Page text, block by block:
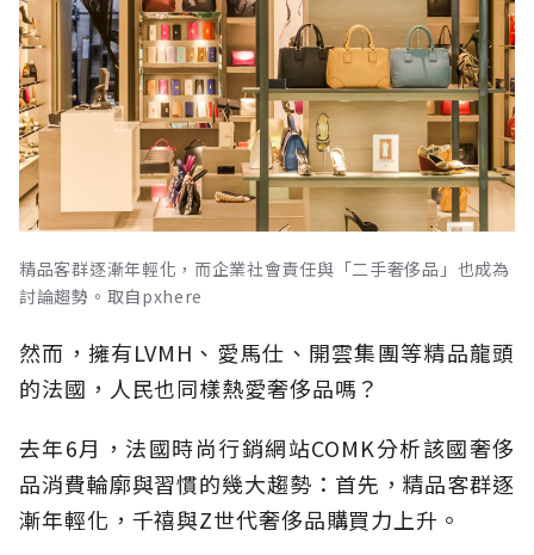
精品客群逐漸年輕化，而企業社會責任與「二手奢侈品」也成為
討論趨勢。取自pxhere
然而，擁有LVMH、愛馬仕、開雲集團等精品龍頭
的法國，人民也同樣熱愛奢侈品嗎？
去年6月，法國時尚行銷網站COMK分析該國奢侈
品消費輪廓與習慣的幾大趨勢：首先，精品客群逐
漸年輕化，千禧與Z世代奢侈品購買力上升。